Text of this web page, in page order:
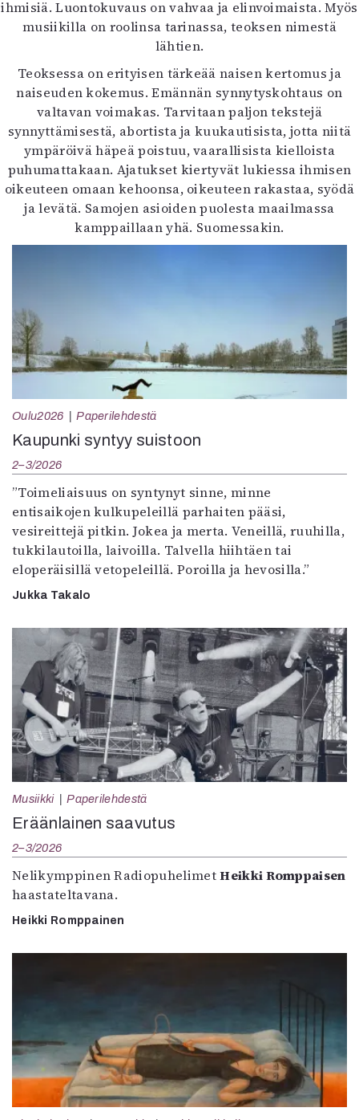
ihmisiä. Luontokuvaus on vahvaa ja elinvoimaista. Myös
musiikilla on roolinsa tarinassa, teoksen nimestä
lähtien.
Teoksessa on erityisen tärkeää naisen kertomus ja
naiseuden kokemus. Emännän synnytyskohtaus on
valtavan voimakas. Tarvitaan paljon tekstejä
synnyttämisestä, abortista ja kuukautisista, jotta niitä
ympäröivä häpeä poistuu, vaarallisista kielloista
puhumattakaan. Ajatukset kiertyvät lukiessa ihmisen
oikeuteen omaan kehoonsa, oikeuteen rakastaa, syödä
ja levätä. Samojen asioiden puolesta maailmassa
kamppaillaan yhä. Suomessakin.
Oulu2026 Paperilehdestä
Kaupunki syntyy suistoon
2–3/2026
”Toimeliaisuus on syntynyt sinne, minne
entisaikojen kulkupeleillä parhaiten pääsi,
vesireittejä pitkin. Jokea ja merta. Veneillä, ruuhilla,
tukkilautoilla, laivoilla. Talvella hiihtäen tai
eloperäisillä vetopeleillä. Poroilla ja hevosilla.”
Jukka Takalo
Musiikki Paperilehdestä
Eräänlainen saavutus
2–3/2026
Nelikymppinen RadiopuhelimetHeikki Romppaisen
haastateltavana.
Heikki Romppainen